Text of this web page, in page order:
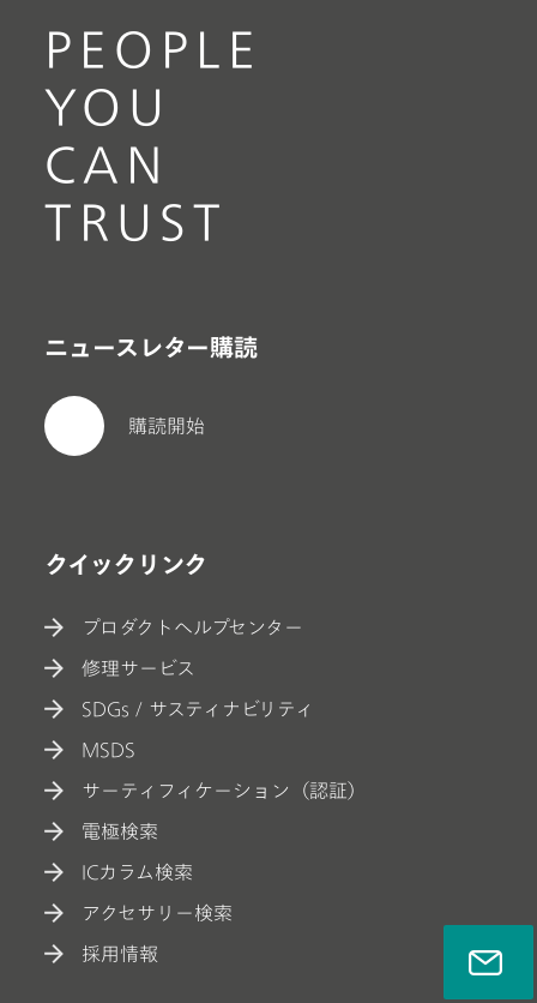
PEOPLE
YOU
CAN
TRUST
ニュースレター購読
購読開始
クイックリンク
プロダクトヘルプセンター
修理サービス
SDGs / サスティナビリティ
MSDS
サーティフィケーション（認証）
電極検索
ICカラム検索
アクセサリー検索
採用情報